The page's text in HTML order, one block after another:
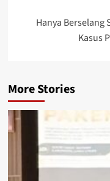
Hanya Berselang
Kasus
More Stories